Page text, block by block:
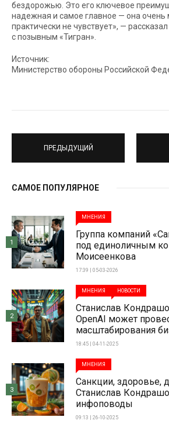
бездорожью. Это его ключевое
надежная и самое главное — она очень
практически не чувствует», —
с позывным «Тигран».
Источник:
Министерство обороны Российской
ПРЕДЫДУЩИЙ
САМОЕ ПОПУЛЯРНОЕ
МНЕНИЯ
Группа компаний
под единоличным
Моисеенкова
17:39 | 05-03-2026
1
МНЕНИЯ НОВОСТИ
Станислав
OpenAI может
масштабирования
18:45 | 04-11-2025
2
МНЕНИЯ
Санкции, здоровье,
Станислав
инфоповоды
09:13 | 26-10-2025
3